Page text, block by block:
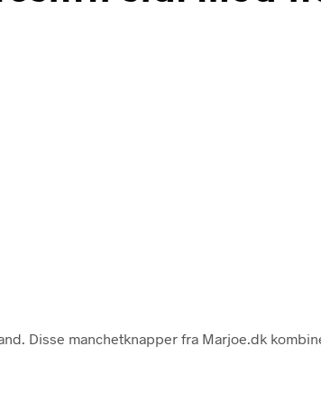
Disse manchetknapper fra Marjoe.dk